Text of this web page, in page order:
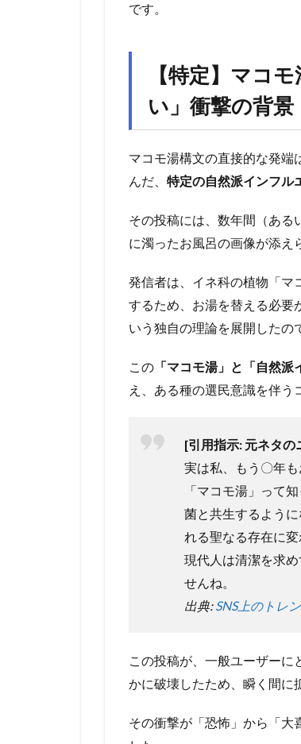
です。
【特定】マコ
い」衝撃の背景
マコモ湯構文の直接的な発端
んだ、 特定の自然派インフル
その投稿には、数年間（ある
に濁ったお風呂の画像が添え
発信者は、イネ科の植物「マ
するため、お湯を替える必要
いう独自の理論を展開したの
この 「マコモ湯」と「自然
え、ある種の選民意識を伴う
[引用指示: 元ネタの
実は私、もう〇年も
「マコモ湯」って
菌と共生するよう
れる聖なる存在に変
現代人は清潔を求
せんね。
出典:SNS上のトレ
この投稿が、一般ユーザー
かに破壊したため、瞬く間に
その衝撃が「恐怖」から「大